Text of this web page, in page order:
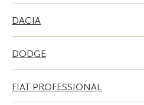
DACIA
DODGE
FIAT PROFESSIONAL